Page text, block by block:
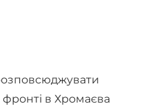
в Хромаєва